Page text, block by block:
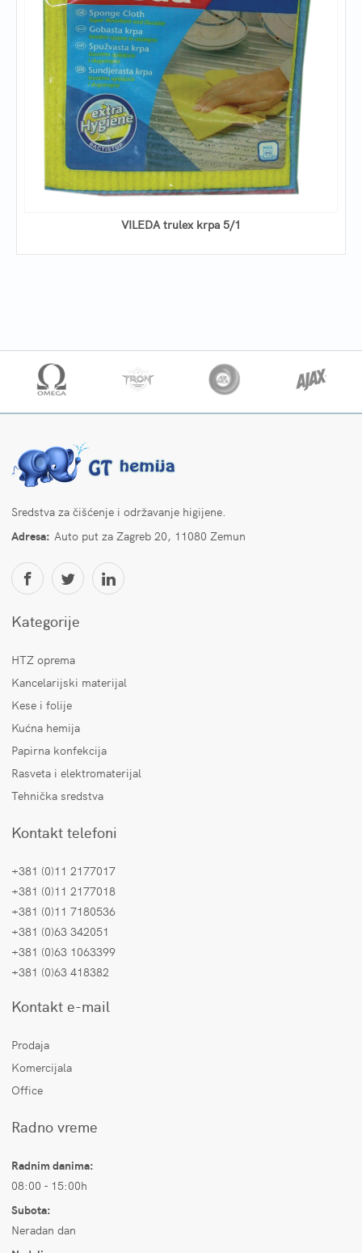
VILEDA trulex krpa 5/1
Sredstva za čišćenje i održavanje higijene.
Adresa: Auto put za Zagreb 20, 11080 Zemun
Kategorije
HTZ oprema
Kancelarijski materijal
Kese i folije
Kućna hemija
Papirna konfekcija
Rasveta i elektromaterijal
Tehnička sredstva
Kontakt telefoni
+381 (0)11 2177017
+381 (0)11 2177018
+381 (0)11 7180536
+381 (0)63 342051
+381 (0)63 1063399
+381 (0)63 418382
Kontakt e-mail
Prodaja
Komercijala
Office
Radno vreme
Radnim danima:
08:00 - 15:00h
Subota:
Neradan dan